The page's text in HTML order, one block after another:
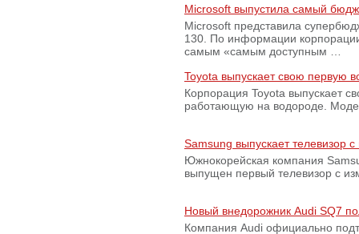
Microsoft выпустила самый
Microsoft представила
130. По информации
самым «самым доступным …
Toyota выпускает свою первую
Корпорация Toyota выпускает
работающую на водороде.
Samsung выпускает телевизор
Южнокорейская компания
выпущен первый телевизор с
Новый внедорожник Audi SQ7
Компания Audi официально